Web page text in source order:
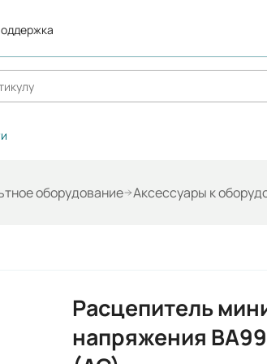
оборудование Аксессуары к
Расцепитель
напряжения